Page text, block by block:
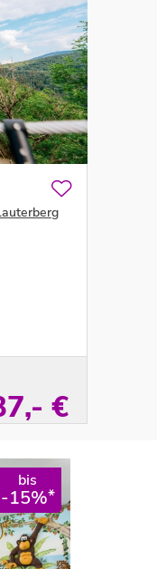
€
bis
-15%*